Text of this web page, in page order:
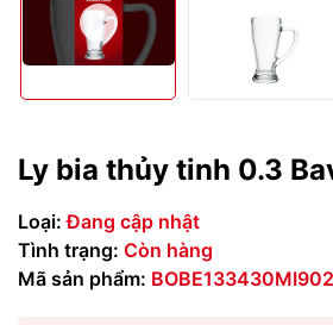
Ly bia thủy tinh 0.3
Loại: Đang cập nhật
Tình trạng: Còn hàng
Mã sản phẩm: